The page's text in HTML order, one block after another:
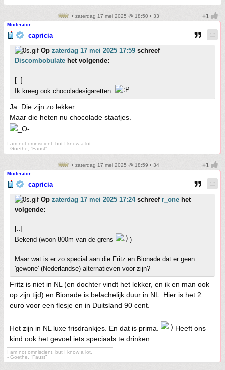
• zaterdag 17 mei 2025 @ 18:50 • 33
Moderator
capricia
Op zaterdag 17 mei 2025 17:59 schreef
Discombobulate het volgende:
[..]
Ik kreeg ook chocoladesigaretten.
Ja. Die zijn zo lekker.
Maar die heten nu chocolade staafjes.
I am not omniscient, but I know a lot.
- Goethe, “Faust”
• zaterdag 17 mei 2025 @ 18:59 • 34
Moderator
capricia
Op zaterdag 17 mei 2025 17:24schreef r_one het
volgende:
[..]
Bekend (woon 800m van de grens
)
Maar wat is er zo special aan die Fritz en Bionade dat er geen
'gewone' (Nederlandse) alternatieven voor zijn?
Fritz is niet in NL (en dochter vindt het lekker, en ik en man ook
op zijn tijd) en Bionade is belachelijk duur in NL. Hier is het 2
euro voor een flesje en in Duitsland 90 cent.
Het zijn in NL luxe frisdrankjes. En dat is prima.
Heeft ons
kind ook het gevoel iets speciaals te drinken.
I am not omniscient, but I know a lot.
- Goethe, “Faust”